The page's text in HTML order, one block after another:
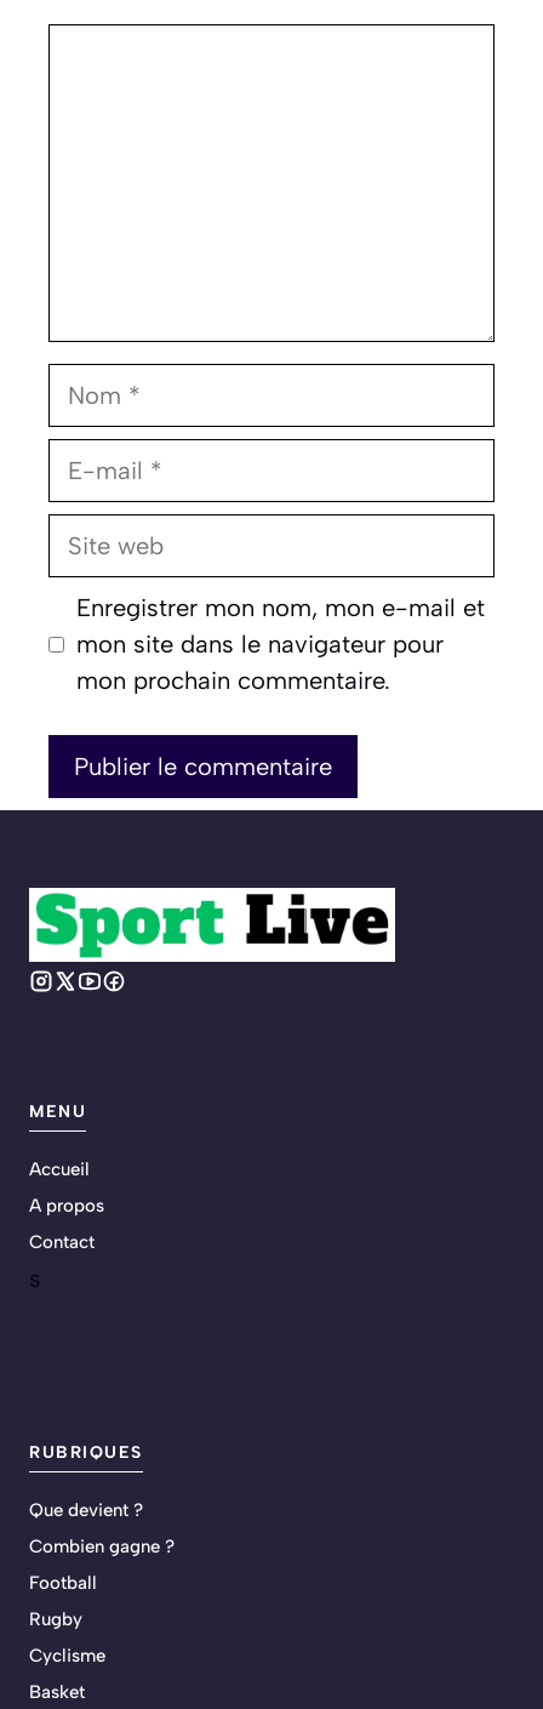
Nom
E-
Site
Enregistrer mon nom, mon e-mail et
mon site dans le navigateur pour
mon prochain commentaire.
MENU
Accueil
A propos
Contact
s
RUBRIQUES
Que devient ?
Combien gagne ?
Football
Rugby
Cyclisme
Basket